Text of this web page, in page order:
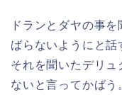
ドランとダヤの事
ばらないようにと
それを聞いたデリュ
ないと言ってかばう